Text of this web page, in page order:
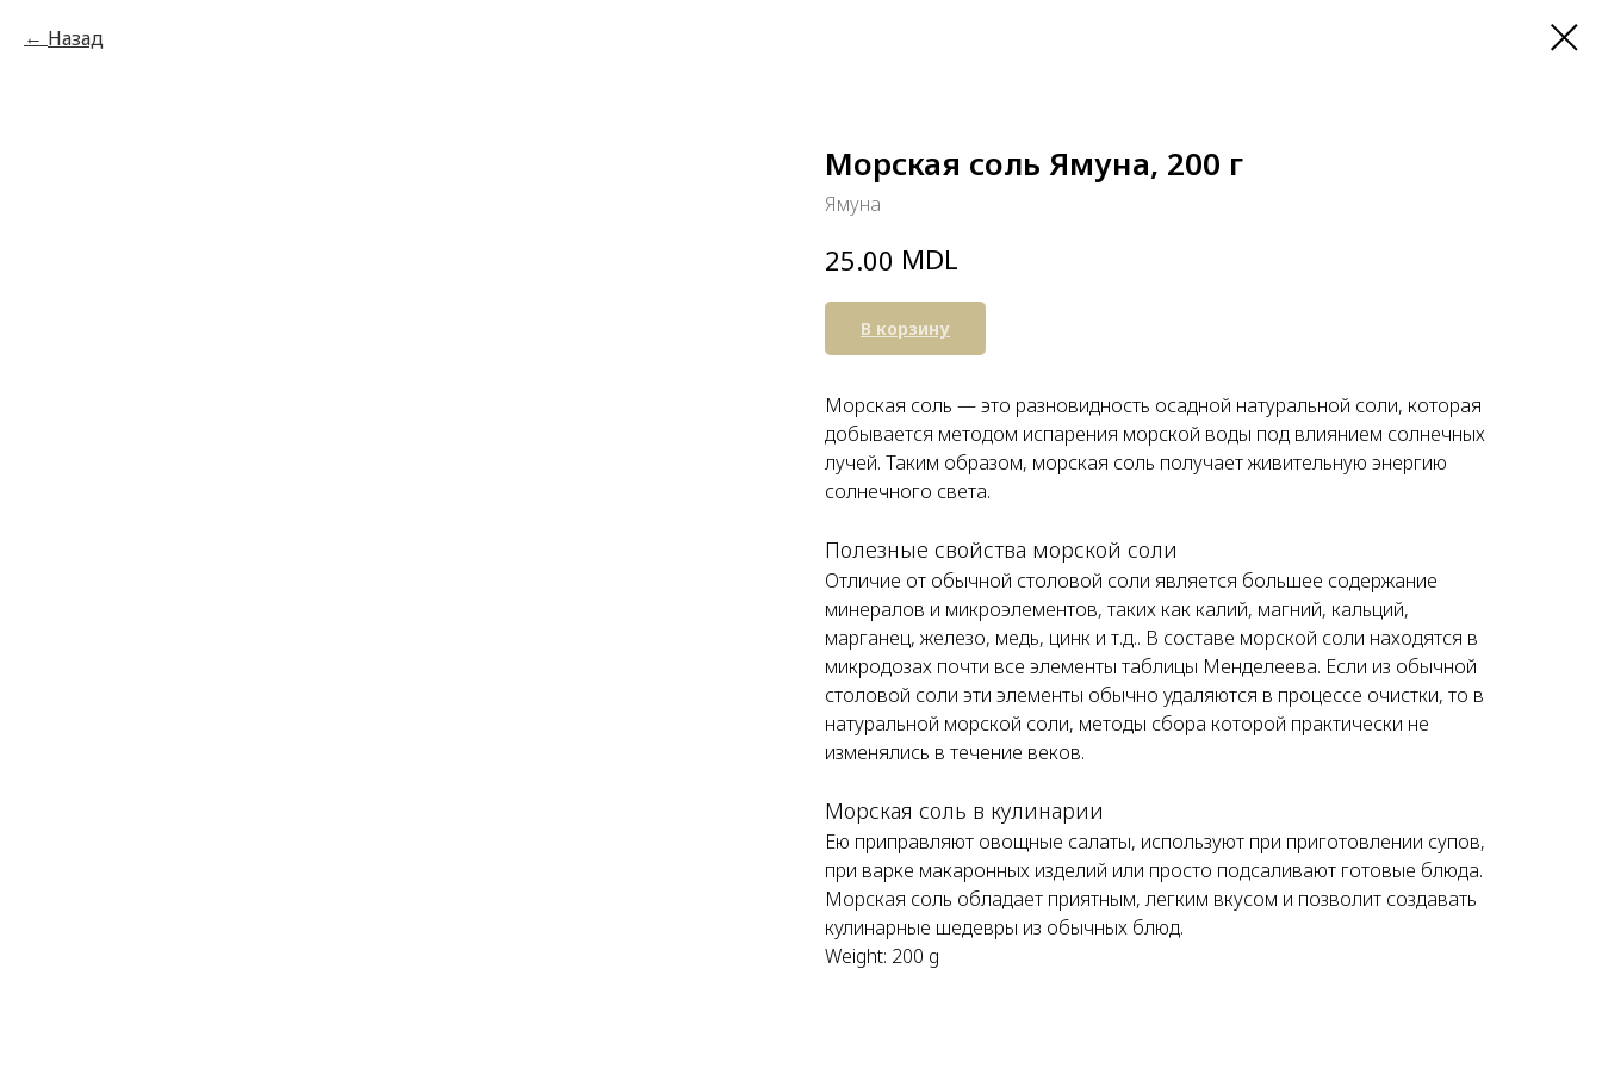
Назад
Морская соль Ямуна, 200 г
Ямуна
25.00 MDL
В корзину
Морская соль — это разновидность осадной натуральной соли, которая
добывается методом испарения морской воды под влиянием солнечных
лучей. Таким образом, морская соль получает живительную энергию
солнечного света.
Полезные свойства морской соли
Отличие от обычной столовой соли является большее содержание
минералов и микроэлементов, таких как калий, магний, кальций,
марганец, железо, медь, цинк и т.д.. В составе морской соли находятся в
микродозах почти все элементы таблицы Менделеева. Если из обычной
столовой соли эти элементы обычно удаляются в процессе очистки, то в
натуральной морской соли, методы сбора которой практически не
изменялись в течение веков.
Морская соль в кулинарии
Ею приправляют овощные салаты, используют при приготовлении супов,
при варке макаронных изделий или просто подсаливают готовые блюда.
Морская соль обладает приятным, легким вкусом и позволит создавать
кулинарные шедевры из обычных блюд.
Weight: 200 g